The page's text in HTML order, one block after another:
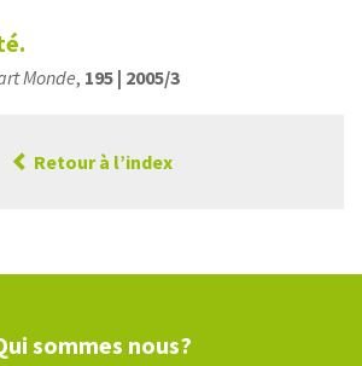
Monde, 195 | 2005/3
Retour à l’index
sommes nous?